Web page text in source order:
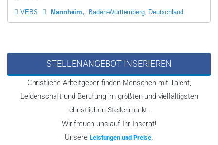
VEBS Mannheim Baden-Württemberg, Deutschland
STELLENANGEBOT INSERIEREN
Christliche Arbeitgeber finden Menschen mit Talent,
Leidenschaft und Berufung im größten und vielfältigsten
christlichen Stellenmarkt.
Wir freuen uns auf Ihr Inserat!
Unsere Leistungen und Preise.